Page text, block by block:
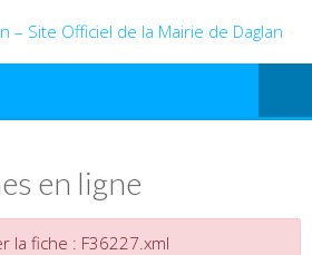
en ligne
la fiche : F36227.xml